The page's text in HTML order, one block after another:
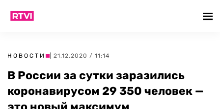
НОВОСТИ | 21.12.2020 / 11:14
В России за сутки заразились
коронавирусом 29 350 человек —